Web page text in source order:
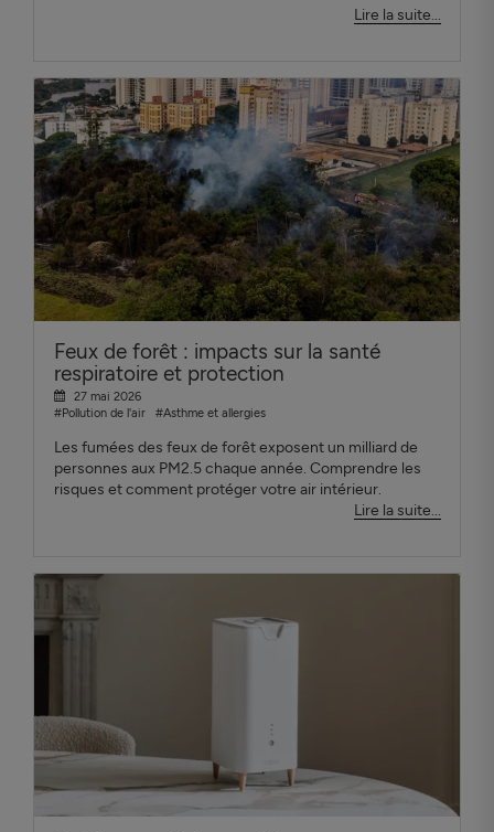
Lire la suite...
Feux de forêt : impacts sur la santé
respiratoire et protection
27 mai 2026
#Pollution de l'air
#Asthme et allergies
Les fumées des feux de forêt exposent un milliard de
personnes aux PM2.5 chaque année. Comprendre les
risques et comment protéger votre air intérieur.
Lire la suite...